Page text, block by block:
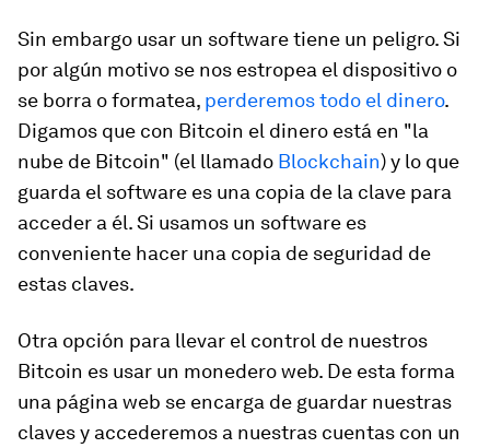
Sin embargo usar un software tiene un peligro. Si
por algún motivo se nos estropea el dispositivo o
se borra o formatea, perderemos todo el dinero.
Digamos que con Bitcoin el dinero está en "la
nube de Bitcoin" (el llamado Blockchain) y lo que
guarda el software es una copia de la clave para
acceder a él. Si usamos un software es
conveniente hacer una copia de seguridad de
estas claves.
Otra opción para llevar el control de nuestros
Bitcoin es usar un monedero web. De esta forma
una página web se encarga de guardar nuestras
claves y accederemos a nuestras cuentas con un